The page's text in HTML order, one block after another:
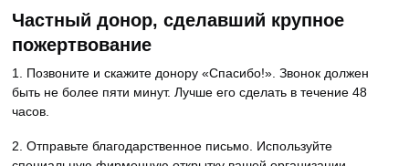
Частный донор, сделавший крупное
пожертвование
1. Позвоните и скажите донору «Спасибо!». Звонок должен
быть не более пяти минут. Лучше его сделать в течение 48
часов.
2. Отправьте благодарственное письмо. Используйте